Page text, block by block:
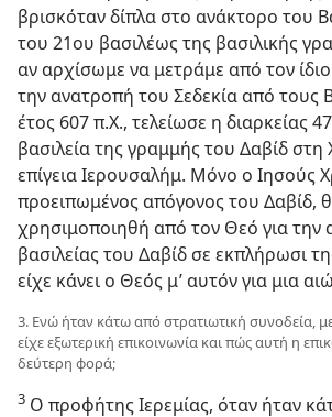
βρισκόταν δίπλα στο ανάκτορο του
του 21ου βασιλέως της βασιλικής
αν αρχίσωμε να μετράμε από τον
την ανατροπή του Σεδεκία από τους
έτος 607 π.Χ., τελείωσε η διαρκείας
βασιλεία της γραμμής του Δαβίδ
επίγεια Ιερουσαλήμ. Μόνο ο Ιησούς
προειπωμένος απόγονος του Δαβίδ,
χρησιμοποιηθή από τον Θεό για την
βασιλείας του Δαβίδ σε εκπλήρωσι
είχε κάνει ο Θεός μ’ αυτόν για μια
3. Ενώ ήταν κάτω από στρατιωτική συνοδεία,
είχε εξωτερική επικοινωνία και πώς αυτή η
δεύτερη φορά;
3 Ο προφήτης Ιερεμίας, όταν ήταν